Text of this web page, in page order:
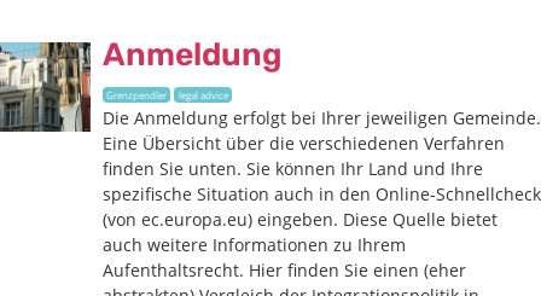
Anmeldung
Grenzpendler legal advice
Die Anmeldung erfolgt bei Ihrer jeweiligen Gemeinde.
Eine Übersicht über die verschiedenen Verfahren
finden Sie unten. Sie können Ihr Land und Ihre
spezifische Situation auch in den Online-Schnellcheck
(von ec.europa.eu) eingeben. Diese Quelle bietet
auch weitere Informationen zu Ihrem
Aufenthaltsrecht. Hier finden Sie einen (eher